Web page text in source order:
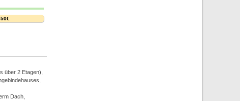
50€
über 2 Etagen),
Dach,